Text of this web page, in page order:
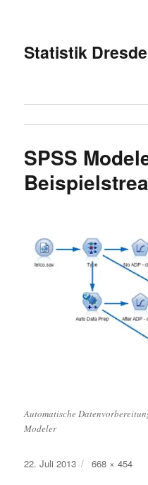
Statistik
SPSS
Automatische
Modeler
Veröffentlicht
22. Juli 2013 Originalgröße
668 × 454